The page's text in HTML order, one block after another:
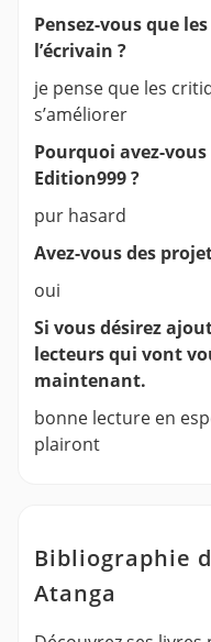
Pensez-vous que
l’écrivain ?
je pense que les
s’améliorer
Pourquoi avez-
Edition999 ?
pur hasard
Avez-vous des
oui
Si vous désirez
lecteurs qui vont
maintenant.
bonne lecture en
plairont
Bibliographie
Atanga